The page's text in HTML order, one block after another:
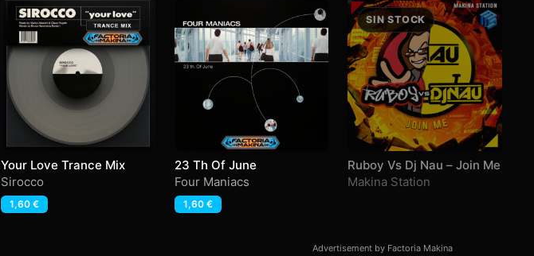
Your Love Trance Mix
Sirocco
1,60€
23 Th Of June
Four Maniacs
1,60 €
Ruboy Vs Dj Nau – Join Me
Makina Station
Advertisement by Factoria Makina